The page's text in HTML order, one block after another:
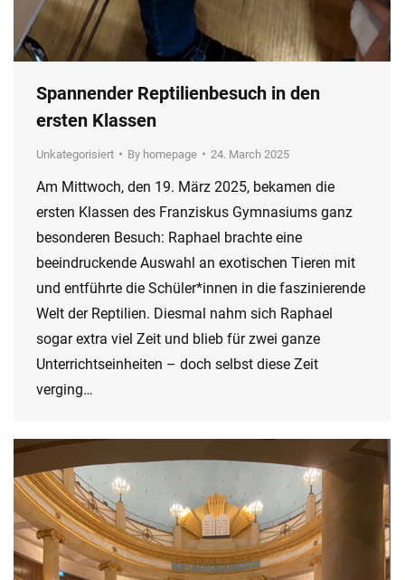
Spannender Reptilienbesuch in den
ersten Klassen
Unkategorisiert By homepage 24. March 2025
Am Mittwoch, den 19. März 2025, bekamen die
ersten Klassen des Franziskus Gymnasiums ganz
besonderen Besuch: Raphael brachte eine
beeindruckende Auswahl an exotischen Tieren mit
und entführte die Schüler*innen in die faszinierende
Welt der Reptilien. Diesmal nahm sich Raphael
sogar extra viel Zeit und blieb für zwei ganze
Unterrichtseinheiten – doch selbst diese Zeit
verging…